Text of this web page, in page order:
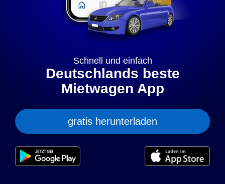
Anpassen Geht klar
Schnell und einfach
Deutschlands beste
Mietwagen App
gratis herunterladen